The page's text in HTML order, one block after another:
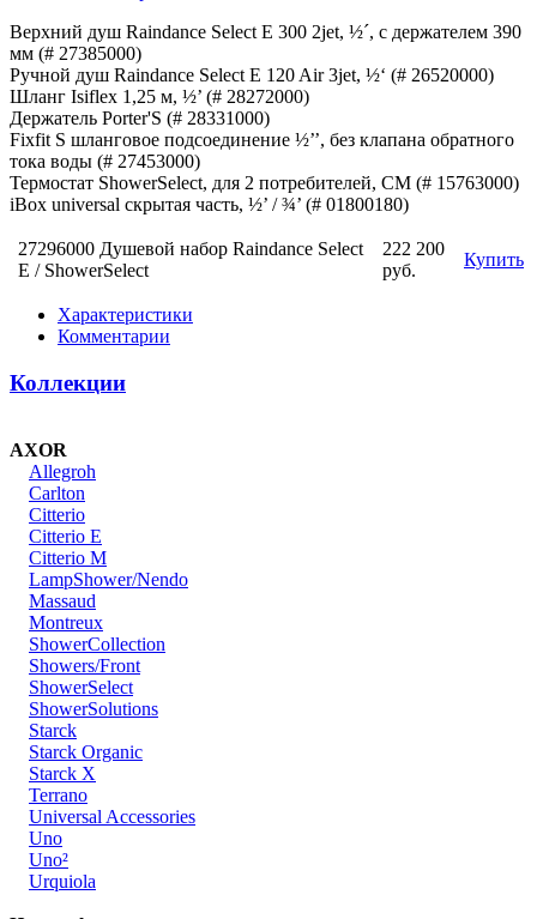
Верхний душ Raindance Select E 300 2jet, ½´, с держателем 390
мм (# 27385000)
Ручной душ Raindance Select E 120 Air 3jet, ½‘ (# 26520000)
Шланг Isiflex 1,25 м, ½’ (# 28272000)
Держатель Porter'S (# 28331000)
Fixfit S шланговое подсоединение ½’’, без клапана обратного
тока воды (# 27453000)
Термостат ShowerSelect, для 2 потребителей, СМ (# 15763000)
iBox universal скрытая часть, ½’ / ¾’ (# 01800180)
27296000 Душевой набор Raindance Select
E / ShowerSelect
222 200
руб.
Купить
Характеристики
Комментарии
Коллекции
AXOR
Allegroh
Carlton
Citterio
Citterio E
Citterio M
LampShower/Nendo
Massaud
Montreux
ShowerCollection
Showers/Front
ShowerSelect
ShowerSolutions
Starck
Starck Organic
Starck X
Terrano
Universal Accessories
Uno
Uno²
Urquiola